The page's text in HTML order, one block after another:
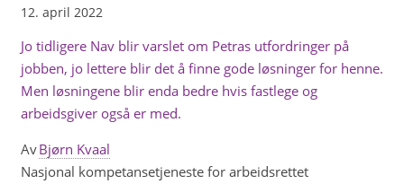
12. april 2022
Jo tidligere Nav blir varslet om Petras utfordringer på
jobben, jo lettere blir det å finne gode løsninger for henne.
Men løsningene blir enda bedre hvis fastlege og
arbeidsgiver også er med.
AvBjørn Kvaal
Nasjonal kompetansetjeneste for arbeidsrettet